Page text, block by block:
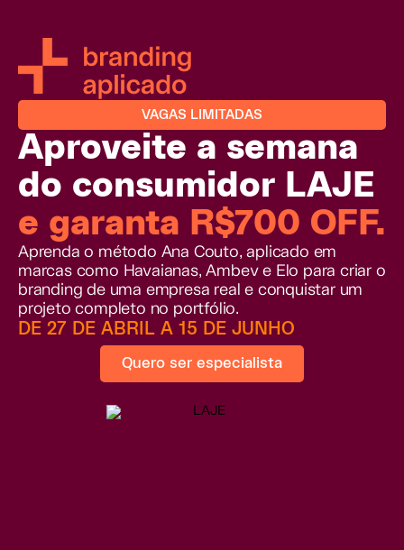
VAGAS LIMITADAS
Aproveite a semana
do consumidor LAJE
e garanta R$700 OFF.
Aprenda o método Ana Couto, aplicado em
marcas como Havaianas, Ambev e Elo para criar o
branding de uma empresa real e conquistar um
projeto completo no portfólio.
DE 27 DE ABRIL A 15 DE JUNHO
Quero ser especialista